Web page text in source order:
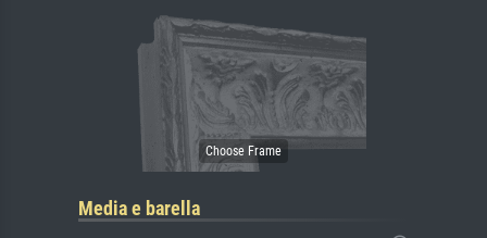
Media e barella